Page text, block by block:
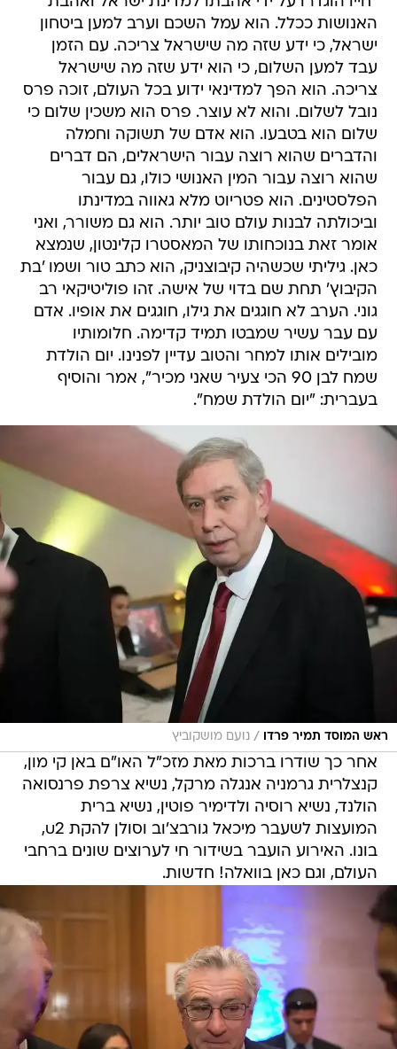
האנושות ככלל. הוא עמל השכם וערב למען ביטחון
ישראל, כי ידע שזה מה שישראל צריכה. עם הזמן
עבד למען השלום, כי הוא ידע שזה מה שישראל
צריכה. הוא הפך למדינאי ידוע בכל העולם, זוכה פרס
נובל לשלום. והוא לא עוצר. פרס הוא משכין שלום כי
שלום הוא בטבעו. הוא אדם של תשוקה וחמלה
והדברים שהוא רוצה עבור הישראלים, הם דברים
שהוא רוצה עבור המין האנושי כולו, גם עבור
הפלסטינים. הוא פטריוט מלא גאווה במדינתו
וביכולתה לבנות עולם טוב יותר. הוא גם משורר, ואני
אומר זאת בנוכחותו של המאסטרו קלינטון, שנמצא
כאן. גיליתי שכשהיה קיבוצניק, הוא כתב טור ושמו 'בת
הקיבוץ' תחת שם בדוי של אישה. זהו פוליטיקאי רב
גוני. הערב לא חוגגים את גילו, חוגגים את אופיו. אדם
עם עבר עשיר שמבטו תמיד קדימה. חלומותיו
מובילים אותו למחר והטוב עדיין לפנינו. יום הולדת
שמח לבן 90 הכי צעיר שאני מכיר", אמר והוסיף
בעברית: "יום הולדת שמח".
ראש המוסד תמיר פרדו / נועם מושקוביץ
אחר כך שודרו ברכות מאת מזכ"ל האו"ם באן קי מון,
קנצלרית גרמניה אנגלה מרקל, נשיא צרפת פרנסואה
הולנד, נשיא רוסיה ולדימיר פוטין, נשיא ברית
המועצות לשעבר מיכאל גורבצ'וב וסולן להקת u2,
בונו. האירוע הועבר בשידור חי לערוצים שונים ברחבי
העולם, וגם כאן בוואלה! חדשות.